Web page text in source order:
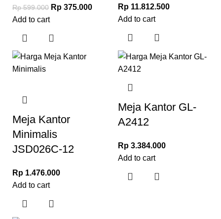
Rp599.000 Rp 375.000
Add to cart
Rp 11.812.500
Add to cart
Meja Kantor
Minimalis
JSD026C-12
Rp 1.476.000
Add to cart
Meja Kantor GL-
A2412
Rp 3.384.000
Add to cart